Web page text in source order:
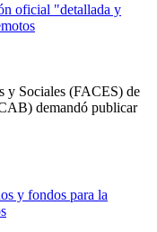
oficial "detallada y
y Sociales (FACES) de
demandó publicar
y fondos para la